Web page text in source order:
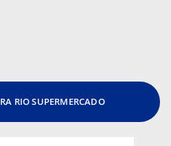
RIO SUPERMERCADO